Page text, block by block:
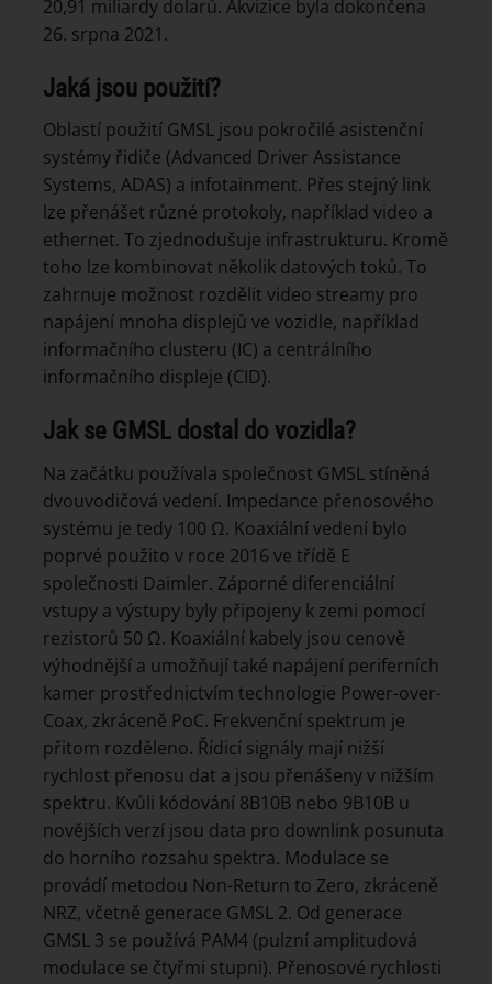
20,91 miliardy dolarů. Akvizice byla dokončena
26. srpna 2021.
Jaká jsou použití?
Oblastí použití GMSL jsou pokročilé asistenční
systémy řidiče (Advanced Driver Assistance
Systems, ADAS) a infotainment. Přes stejný link
lze přenášet různé protokoly, například video a
ethernet. To zjednodušuje infrastrukturu. Kromě
toho lze kombinovat několik datových toků. To
zahrnuje možnost rozdělit video streamy pro
napájení mnoha displejů ve vozidle, například
informačního clusteru (IC) a centrálního
informačního displeje (CID).
Jak se GMSL dostal do vozidla?
Na začátku používala společnost GMSL stíněná
dvouvodičová vedení. Impedance přenosového
systému je tedy 100 Ω. Koaxiální vedení bylo
poprvé použito v roce 2016 ve třídě E
společnosti Daimler. Záporné diferenciální
vstupy a výstupy byly připojeny k zemi pomocí
rezistorů 50 Ω. Koaxiální kabely jsou cenově
výhodnější a umožňují také napájení periferních
kamer prostřednictvím technologie Power-over-
Coax, zkráceně PoC. Frekvenční spektrum je
přitom rozděleno. Řídicí signály mají nižší
rychlost přenosu dat a jsou přenášeny v nižším
spektru. Kvůli kódování 8B10B nebo 9B10B u
novějších verzí jsou data pro downlink posunuta
do horního rozsahu spektra. Modulace se
provádí metodou Non-Return to Zero, zkráceně
NRZ, včetně generace GMSL 2. Od generace
GMSL 3 se používá PAM4 (pulzní amplitudová
modulace se čtyřmi stupni). Přenosové rychlosti